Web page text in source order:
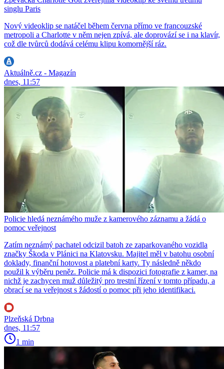
singlu Paris
Nový videoklip se natáčel během června přímo ve francouzské
metropoli a Charlotte v něm nejen zpívá, ale doprovází se i na klavír,
což dle tvůrců dodává celému klipu komornější ráz.
Aktuálně.cz - Magazín
dnes, 11:57
Policie hledá neznámého muže z kamerového záznamu a žádá o
pomoc veřejnost
Zatím neznámý pachatel odcizil batoh ze zaparkovaného vozidla
značky Škoda v Plánici na Klatovsku. Majitel měl v batohu osobní
doklady, finanční hotovost a platební karty. Ty následně někdo
použil k výběru peněz. Policie má k dispozici fotografie z kamer, na
nichž je zachycen muž důležitý pro trestní řízení v tomto případu, a
obrací se na veřejnost s žádostí o pomoc při jeho identifikaci.
Plzeňská Drbna
dnes, 11:57
1 min